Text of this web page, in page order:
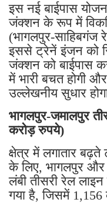
इस नई बाईपास
जंक्शन के रूप में
(भागलपुर-साहिबगंज
इससे ट्रेनें इंजन को
जंक्शन को बाईपास
में भारी बचत होगी
उल्लेखनीय सुधार
भागलपुर-जमालपुर
करोड़ रुपये)
क्षेत्र में लगातार
के लिए, भागलपुर और
लंबी तीसरी रेल लाइन
गया है, जिसमें 1,156